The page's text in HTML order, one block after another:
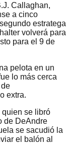
Callaghan,
a cinco
estratega
volverá para
para el 9 de
pelota en un
lo más cerca
extra.
quien se libró
de DeAndre
se sacudió la
el balón al